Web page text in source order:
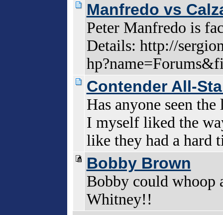
Manfredo vs
Peter Manfredo is
Details: http://
Contender All-
Has anyone seen
I myself liked the
like they had a hard
Bobby Brown
Bobby could whoop
Whitney!!